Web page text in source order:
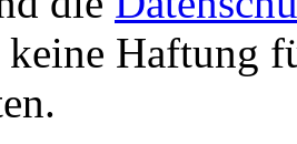
Haftung